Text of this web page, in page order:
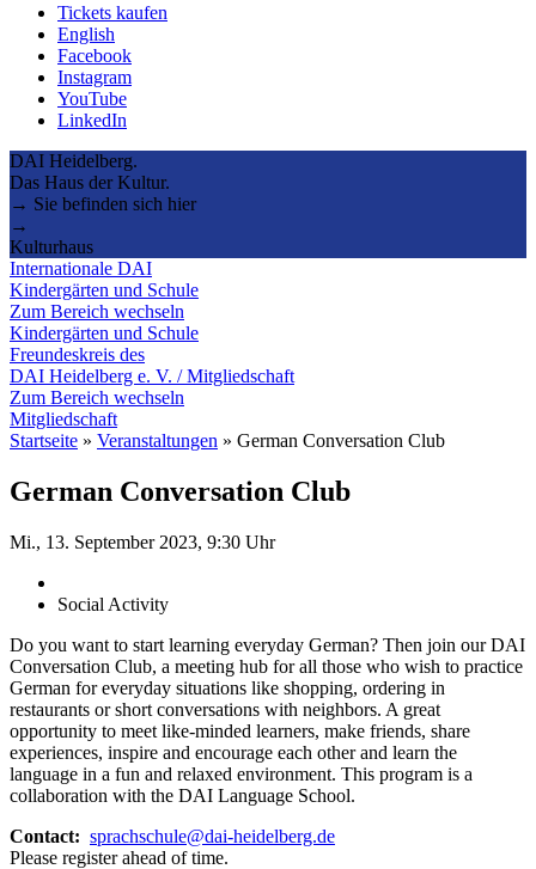
Tickets kaufen
English
Facebook
Instagram
YouTube
LinkedIn
DAI Heidelberg.
Das Haus der Kultur.
→ Sie befinden sich hier
→
Kulturhaus
Internationale DAI
Kindergärten und Schule
Zum Bereich wechseln
Kindergärten und Schule
Freundeskreis des
DAI Heidelberg e. V. / Mitgliedschaft
Zum Bereich wechseln
Mitgliedschaft
Startseite » Veranstaltungen » German Conversation Club
German Conversation Club
Mi., 13. September 2023, 9:30 Uhr
Social Activity
Do you want to start learning everyday German? Then join our DAI
Conversation Club, a meeting hub for all those who wish to practice
German for everyday situations like shopping, ordering in
restaurants or short conversations with neighbors. A great
opportunity to meet like-minded learners, make friends, share
experiences, inspire and encourage each other and learn the
language in a fun and relaxed environment. This program is a
collaboration with the DAI Language School.
Contact: sprachschule@dai-heidelberg.de
Please register ahead of time.